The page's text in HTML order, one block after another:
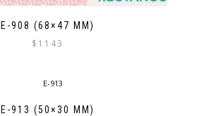
E-908 (68×47 MM)
$ 1143
E-913 (50×30 MM)